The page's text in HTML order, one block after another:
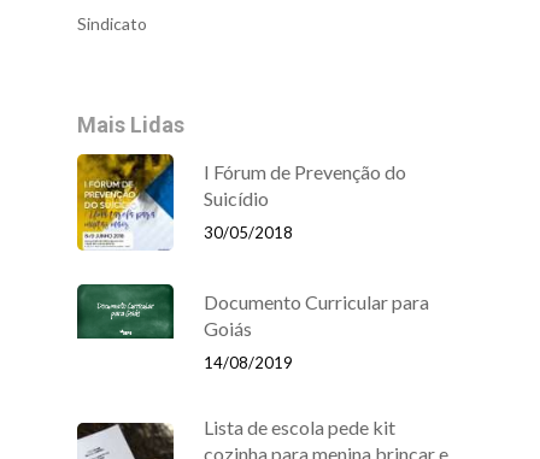
Sindicato
Mais Lidas
I Fórum de Prevenção do
Suicídio
30/05/2018
Documento Curricular para
Goiás
14/08/2019
Lista de escola pede kit
cozinha para menina brincar e